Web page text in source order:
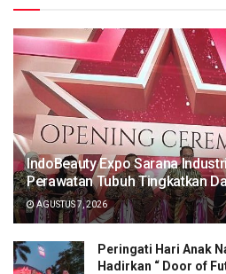
IndoBeauty Expo Sarana
Perawatan Tubuh Tingkatkan
AGUSTUS 7, 2026
Peringati Hari Anak
Hadirkan “ Door of